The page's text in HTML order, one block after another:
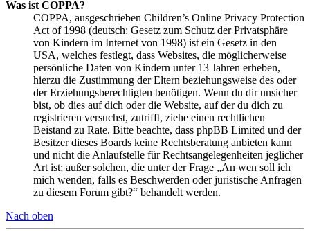
Was ist COPPA?
COPPA, ausgeschrieben Children’s Online Privacy Protection
Act of 1998 (deutsch: Gesetz zum Schutz der Privatsphäre
von Kindern im Internet von 1998) ist ein Gesetz in den
USA, welches festlegt, dass Websites, die möglicherweise
persönliche Daten von Kindern unter 13 Jahren erheben,
hierzu die Zustimmung der Eltern beziehungsweise des oder
der Erziehungsberechtigten benötigen. Wenn du dir unsicher
bist, ob dies auf dich oder die Website, auf der du dich zu
registrieren versuchst, zutrifft, ziehe einen rechtlichen
Beistand zu Rate. Bitte beachte, dass phpBB Limited und der
Besitzer dieses Boards keine Rechtsberatung anbieten kann
und nicht die Anlaufstelle für Rechtsangelegenheiten jeglicher
Art ist; außer solchen, die unter der Frage „An wen soll ich
mich wenden, falls es Beschwerden oder juristische Anfragen
zu diesem Forum gibt?“ behandelt werden.
Nach oben